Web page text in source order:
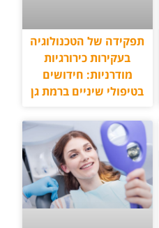
תפקידה של הטכנולוגיה
בעקירות כירורגיות
מודרניות: חידושים
בטיפולי שיניים ברמת גן